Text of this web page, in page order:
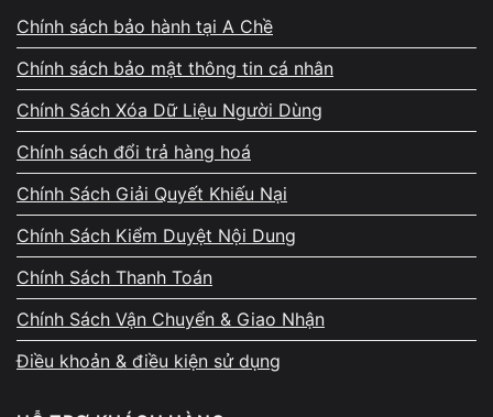
Tình trạng cáp tín hiệu
Nếu thao tác sai kỹ thuật, laptop có thể phát sinh thêm lỗi
phần cứng như các trường hợp liên quan đến
cáp màn hình laptop bị hỏngkhi dây tín hiệu bị đứt hoặc
lỏng kết nối.
Quy trình thay màn hình laptop
Toshiba tại Vi Tính A Chề
Chính sách bảo hành tại A Chề
Chính sách bảo mật thông tin cá nhân
Chính Sách Xóa Dữ Liệu Người Dùng
Chính sách đổi trả hàng hoá
Chính Sách Giải Quyết Khiếu Nại
Chính Sách Kiểm Duyệt Nội Dung
Chính Sách Thanh Toán
Chính Sách Vận Chuyển & Giao Nhận
Điều khoản & điều kiện sử dụng